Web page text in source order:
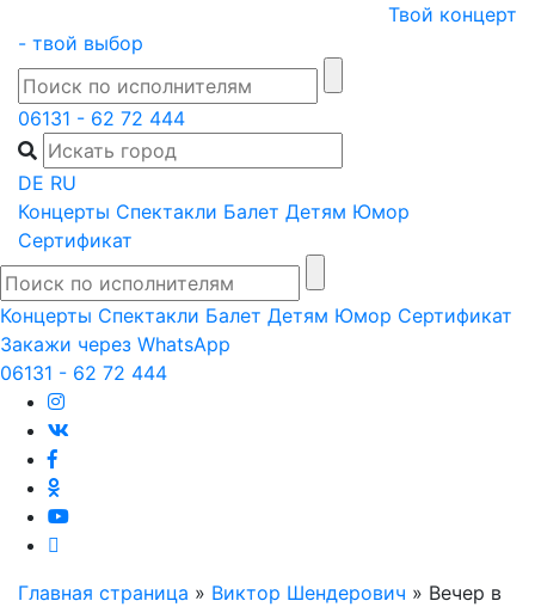
content
Твой концерт
- твой выбор
06131 - 62 72 444
DE RU
Концерты Спектакли Балет Детям Юмор
Сертификат
Концерты Спектакли Балет Детям Юмор Сертификат
Закажи через WhatsApp
06131 - 62 72 444
Главная страница » Виктор Шендерович » Вечер в